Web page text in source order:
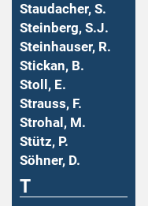
Staudacher, S.
Steinberg, S.J.
Steinhauser, R.
Stickan, B.
Stoll, E.
Strauss, F.
Strohal, M.
Stütz, P.
Söhner, D.
T